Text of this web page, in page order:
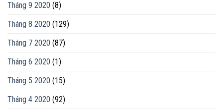
Tháng 9 2020 (8)
Tháng 8 2020 (129)
Tháng 7 2020 (87)
Tháng 6 2020 (1)
Tháng 5 2020 (15)
Tháng 4 2020 (92)